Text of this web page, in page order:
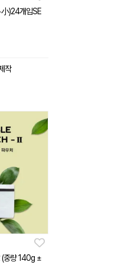
)24개입SE
작
(중량 140g ±